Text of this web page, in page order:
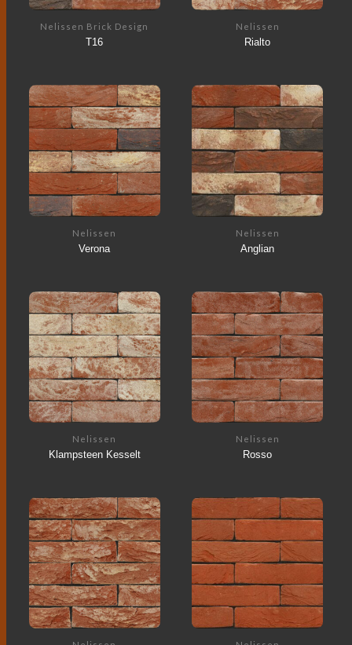
Nelissen Brick Design
T16
Nelissen
Rialto
Nelissen
Verona
Nelissen
Anglian
Nelissen
Klampsteen Kesselt
Nelissen
Rosso